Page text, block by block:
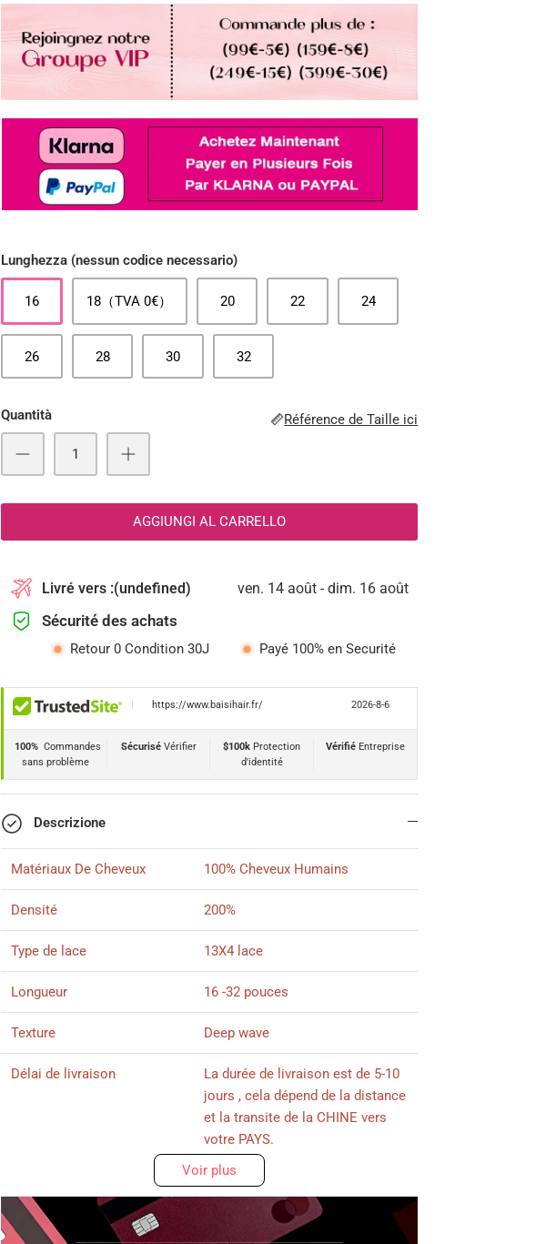
Lunghezza (nessun codice necessario)
16 18（TVA 0€） 20 22 24
26 28 30 32
Quantità Référence de Taille ici
AGGIUNGI AL CARRELLO
Livré vers :(undefined) ven. 14 août - dim. 16 août
Sécurité des achats
Retour 0 Condition 30J Payé 100% en Securité
https://www.baisihair.fr/ 2026-8-6
100% Commandes
sans problème
SécuriséVérifier $100k Protection
d'identité
Vérifié Entreprise
Descrizione
Matériaux De Cheveux 100% Cheveux Humains
Densité 200%
Type de lace 13X4 lace
Longueur 16 -32 pouces
Texture Deep wave
Délai de livraison
La durée de livraison est de 5-10
jours , cela dépend de la distance
et la transite de la CHINE vers
votre PAYS.
Plus de 12 mois avec du bons
Voir plus